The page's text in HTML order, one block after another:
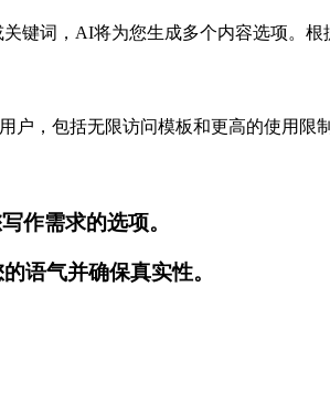
键词，AI将为您生成多个内容选项。
户，包括无限访问模板和更高的使用限
作需求的选项。
语气并确保真实性。